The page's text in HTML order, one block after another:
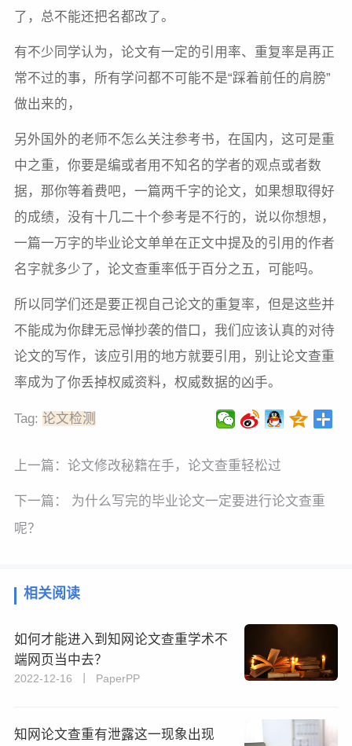
了，总不能还把名都改了。
有不少同学认为，论文有一定的引用率、重复率是再正
常不过的事，所有学问都不可能不是“踩着前任的肩膀”
做出来的，
另外国外的老师不怎么关注参考书，在国内，这可是重
中之重，你要是编或者用不知名的学者的观点或者数
据，那你等着费吧，一篇两千字的论文，如果想取得好
的成绩，没有十几二十个参考是不行的，说以你想想，
一篇一万字的毕业论文单单在正文中提及的引用的作者
名字就多少了，论文查重率低于百分之五，可能吗。
所以同学们还是要正视自己论文的重复率，但是这些并
不能成为你肆无忌惮抄袭的借口，我们应该认真的对待
论文的写作，该应引用的地方就要引用，别让论文查重
率成为了你丢掉权威资料，权威数据的凶手。
Tag: 论文检测
上一篇： 论文修改秘籍在手，论文查重轻松过
下一篇：
为什么写完的毕业论文一定要进行论文查重
呢？
相关阅读
如何才能进入到知网论文查重学术不
端网页当中去？
2022-12-16 丨 PaperPP
知网论文查重有泄露这一现象出现